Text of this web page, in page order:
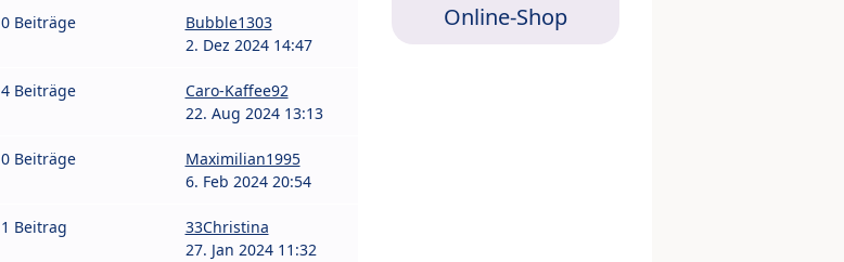
0 Beiträge
Bubble1303
2. Dez 2024 14:47
4 Beiträge
Caro-Kaffee92
22. Aug 2024 13:13
0 Beiträge
Maximilian1995
6. Feb 2024 20:54
1 Beitrag
33Christina
27. Jan 2024 11:32
Online-Shop